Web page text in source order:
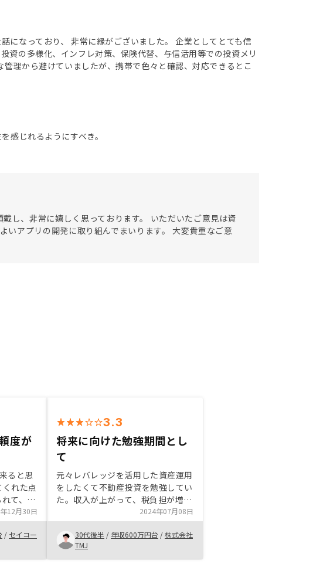
になっており、 非常に縁がございました。 企業としてとても信
資の多様化、インフレ対策、保険代替、与信活用等での投資メリ
理から避けていましたが、携帯で色々と確認、対応できるとこ
感じれるようにすべき。
し、非常に嬉しく思っております。 いただいたご意見は資
いアプリの開発に取り組んでまいります。 大変貴重なご意
度が
ると思
れた点
て、よ
けまし
たりして
た。ま
的なプ
と思いま
12月30日
/ セイコー
3.3
将来に向けた勉強期間とし
て
元々レバレッジを活用した資産運用
をしたくて不動産投資を勉強してい
た。収入が上がって、税負担が増え
たことをきっかけに問い合わせし、
リスクも許容範囲であったことから
購入を決めました。 将来的にはキ
ャッシュフローを生むアパート一棟
投資に取り組みたいので、その勉強
2024年07月08日
30代後半 / 年収600万円台 /株式会社
TMJ